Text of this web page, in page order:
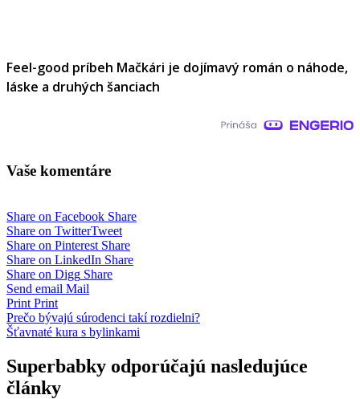
Feel-good príbeh Mačkári je dojímavý román o náhode,
láske a druhých šanciach
Vaše komentáre
Share on Facebook Share
Share on TwitterTweet
Share on Pinterest Share
Share on LinkedIn Share
Share on Digg Share
Send email Mail
Print Print
Navigácia
v
článku
Prečo bývajú súrodenci takí rozdielni?
Šťavnaté kura s bylinkami
Superbabky odporúčajú nasledujúce
články